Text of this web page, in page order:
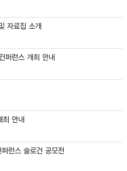
자료집 소개
퍼런스 개최 안내
최 안내
런스 슬로건 공모전